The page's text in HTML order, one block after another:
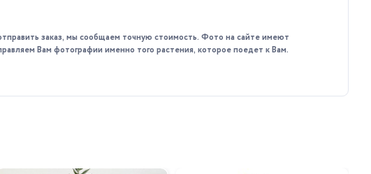
удобрениями для декоративно-лиственных растений. Осенью и
заказ, мы сообщаем точную стоимость. Фото на сайте имеют
Вам фотографии именно того растения, которое поедет к Вам.